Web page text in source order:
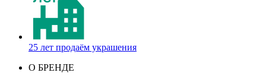
25 лет продаём украшения
О БРЕНДЕ